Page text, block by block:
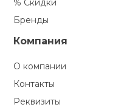
% Скидки
Бренды
Компания
О компании
Контакты
Реквизиты